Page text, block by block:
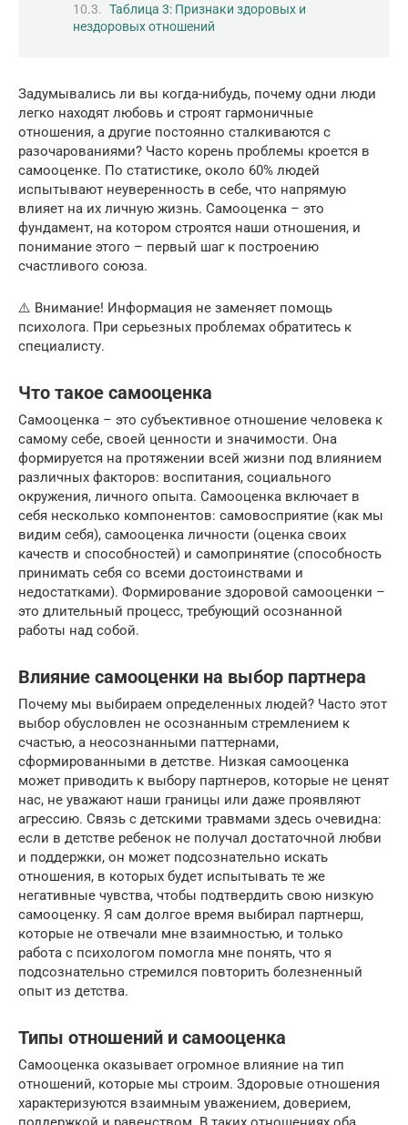
Таблица 3: Признаки здоровых и
нездоровых отношений
Задумывались ли вы когда-нибудь, почему одни люди
легко находят любовь и строят гармоничные
отношения, а другие постоянно сталкиваются с
разочарованиями? Часто корень проблемы кроется в
самооценке. По статистике, около 60% людей
испытывают неуверенность в себе, что напрямую
влияет на их личную жизнь. Самооценка – это
фундамент, на котором строятся наши отношения, и
понимание этого – первый шаг к построению
счастливого союза.
⚠️ Внимание! Информация не заменяет помощь
психолога. При серьезных проблемах обратитесь к
специалисту.
Что такое самооценка
Самооценка – это субъективное отношение человека к
самому себе, своей ценности и значимости. Она
формируется на протяжении всей жизни под влиянием
различных факторов: воспитания, социального
окружения, личного опыта. Самооценка включает в
себя несколько компонентов: самовосприятие (как мы
видим себя), самооценка личности (оценка своих
качеств и способностей) и самопринятие (способность
принимать себя со всеми достоинствами и
недостатками). Формирование здоровой самооценки –
это длительный процесс, требующий осознанной
работы над собой.
Влияние самооценки на выбор партнера
Почему мы выбираем определенных людей? Часто этот
выбор обусловлен не осознанным стремлением к
счастью, а неосознанными паттернами,
сформированными в детстве. Низкая самооценка
может приводить к выбору партнеров, которые не ценят
нас, не уважают наши границы или даже проявляют
агрессию. Связь с детскими травмами здесь очевидна:
если в детстве ребенок не получал достаточной любви
и поддержки, он может подсознательно искать
отношения, в которых будет испытывать те же
негативные чувства, чтобы подтвердить свою низкую
самооценку. Я сам долгое время выбирал партнерш,
которые не отвечали мне взаимностью, и только
работа с психологом помогла мне понять, что я
подсознательно стремился повторить болезненный
опыт из детства.
Типы отношений и самооценка
Самооценка оказывает огромное влияние на тип
отношений, которые мы строим. Здоровые отношения
характеризуются взаимным уважением, доверием,